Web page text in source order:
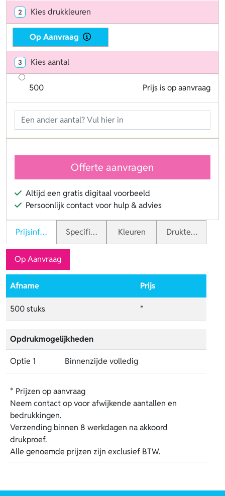
2 Kies drukkleuren
Op Aanvraag
3 Kies aantal
500 Prijs is op aanvraag
Offerte aanvragen
Altijd een gratis digitaal voorbeeld
Persoonlijk contact voor hulp & advies
PrijsinformatieSpecificaties Kleuren Druktechnieken
Op Aanvraag
Afname Prijs
500 stuks *
Opdrukmogelijkheden
Optie 1 Binnenzijde volledig
* Prijzen op aanvraag
Neem contact op voor afwijkende aantallen en
bedrukkingen.
Verzending binnen 8 werkdagen na akkoord
drukproef.
Alle genoemde prijzen zijn exclusief BTW.